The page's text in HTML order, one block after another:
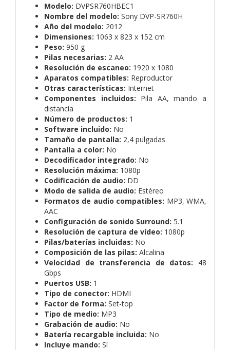
Modelo: DVPSR760HBEC1
Nombre del modelo: Sony DVP-SR760H
Año del modelo: 2012
Dimensiones: 1063 x 823 x 152 cm
Peso: 950 g
Pilas necesarias: 2 AA
Resolución de escaneo: 1920 x 1080
Aparatos compatibles: Reproductor
Otras características: Internet
Componentes incluidos: Pila AA, mando a
distancia
Número de productos: 1
Software incluido: No
Tamaño de pantalla: 2,4 pulgadas
Pantalla a color: No
Decodificador integrado: No
Resolución máxima: 1080p
Codificación de audio: DD
Modo de salida de audio: Estéreo
Formatos de audio compatibles: MP3, WMA,
AAC
Configuración de sonido Surround: 5.1
Resolución de captura de vídeo: 1080p
Pilas/baterías incluidas: No
Composición de las pilas: Alcalina
Velocidad de transferencia de datos: 48
Gbps
Puertos USB: 1
Tipo de conector: HDMI
Factor de forma: Set-top
Tipo de medio: MP3
Grabación de audio: No
Batería recargable incluida: No
Incluye mando: Sí